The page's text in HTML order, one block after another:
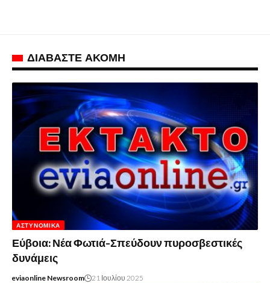
ΔΙΑΒΑΣΤΕ ΑΚΟΜΗ
ΑΣΤΥΝΟΜΙΚΆ
Εύβοια: Νέα Φωτιά-Σπεύδουν πυροσβεστικές
δυνάμεις
eviaonline Newsroom 21 Ιουλίου 2025